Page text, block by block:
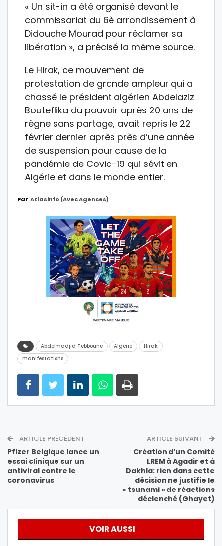
« Un sit-in a été organisé devant le
commissariat du 6è arrondissement à
Didouche Mourad pour réclamer sa
libération », a précisé la même source.
Le Hirak, ce mouvement de
protestation de grande ampleur qui a
chassé le président algérien Abdelaziz
Bouteflika du pouvoir après 20 ans de
règne sans partage, avait repris le 22
février dernier après près d’une année
de suspension pour cause de la
pandémie de Covid-19 qui sévit en
Algérie et dans le monde entier.
Par Atlasinfo (avec Agences)
Abdelmadjid Tebboune Algérie
Hirak
manifestations
ARTICLE PRÉCÉDENT
Pfizer Belgique lance un
essai clinique sur un
antiviral contre le
coronavirus
ARTICLE SUIVANT
Création d’un Comité
LREM à Agadir et à
Dakhla: rien dans cette
décision ne justifie le
« tsunami » de réactions
déclenché (Ghayet)
VOIR AUSSI